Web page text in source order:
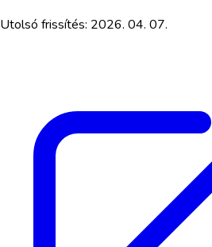
Utolsó frissítés: 2026. 04. 07.